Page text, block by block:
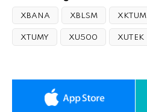
XBANA XBLSM XKTUM
XTUMY XU500 XUTEK